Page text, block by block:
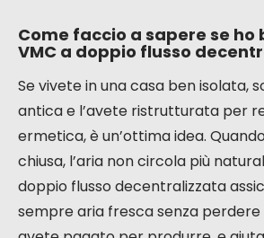
meglio per mantenere la vostra
e risparmiare.
È complicato installare la
flusso decentralizzata in
casa?
Assolutamente no! Questo è
grandi vantaggi. A differenza dei
che richiedono il passaggio di molti